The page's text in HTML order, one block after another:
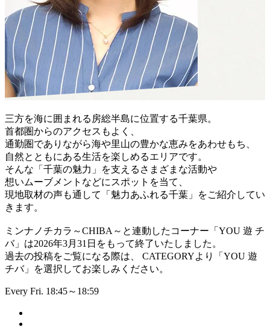
三方を海に囲まれる房総半島に位置する千葉県。
首都圏からのアクセスもよく、
通勤圏でありながら海や里山の豊かな恵みをあわせもち、
自然とともにある生活を楽しめるエリアです。
そんな「千葉の魅力」を支えるさまざまな活動や
想いムーブメントなどにスポットを当て、
現地取材の声も通して「魅力あふれる千葉」をご紹介してい
きます。
ミンナノチカラ～CHIBA～と連動したコーナー「YOU 遊 チ
バ」は2026年3月31日をもって終了いたしました。
過去の投稿をご覧になる際は、 CATEGORYより「YOU 遊
チバ」を選択してお楽しみください。
Every Fri. 18:45～18:59